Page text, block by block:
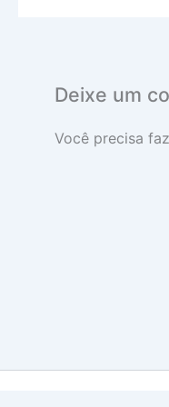
Deixe um
Você precisa